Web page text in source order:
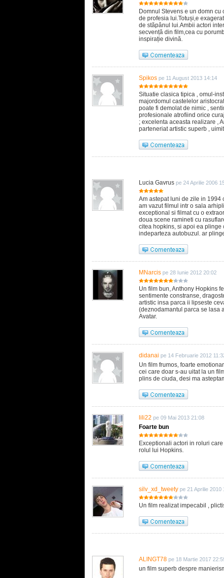
Domnul Stevens e un domn
de profesia lui.Totuși,e
de stăpânul lui.Ambii actori
secvență din film,cea cu
inspirație divină.
Spikos pe 11 August 2013 14:14
Situatie clasica tipica , omul-
majordomul castelelor
poate fi demolat de nimic ,
profesionale atrofiind orice
; excelenta aceasta realizare ,
parteneriat artistic superb ,
Lucia Gavrus pe 24 Aprilie 2006
Am astepat luni de zile in 1994
am vazut filmul intr o sala
exceptional si filmat cu o
doua scene ramineti cu
citea hopkins, si apoi ea plinge
indeparteza autobuzul. ar
MNarcis pe 28 Iunie 2012 20:02
Un film bun, Anthony Hopkins
sentimente constranse,
artistic insa parca ii lipseste
(deznodamantul parca se lasa
Avatar.
didanai pe 14 Februarie 2012
Un film frumos, foarte
cei care doar s-au uitat la un
plins de ciuda, desi ma
lili22 pe 09 Mai 2013 21:08
Foarte bun
Exceptionali actori in roluri
rolul lui Hopkins.
silv_xd_tweety pe 21 Aprilie 2010
Un film realizat impecabil ,
ALINGT78 pe 18 Martie 2017
un film superb despre